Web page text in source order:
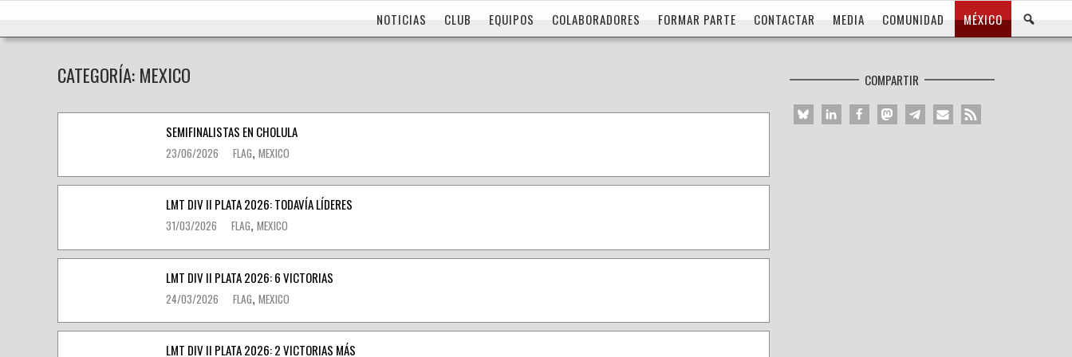
NOTICIAS CLUB EQUIPOS COLABORADORES FORMAR PARTE CONTACTAR MEDIA COMUNIDAD MÉXICO
CATEGORÍA: MEXICO
SEMIFINALISTAS EN CHOLULA
23/06/2026 FLAG, MEXICO
LMT DIV II PLATA 2026: TODAVÍA LÍDERES
31/03/2026 FLAG, MEXICO
LMT DIV II PLATA 2026: 6 VICTORIAS
24/03/2026 FLAG, MEXICO
LMT DIV II PLATA 2026: 2 VICTORIAS MÁS
COMPARTIR